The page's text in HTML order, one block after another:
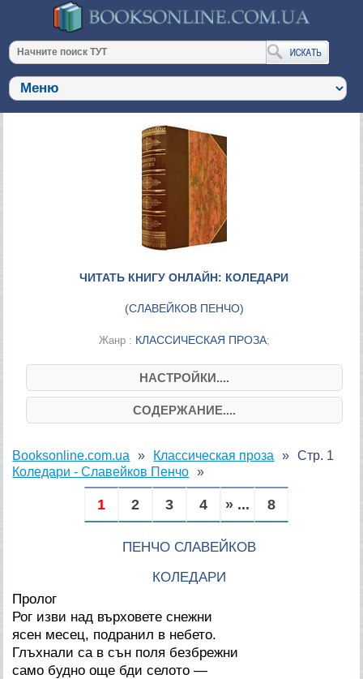
ЧИТАТЬ КНИГУ ОНЛАЙН: КОЛЕДАРИ
(СЛАВЕЙКОВ ПЕНЧО)
Жанр : КЛАССИЧЕСКАЯ ПРОЗА;
НАСТРОЙКИ....
СОДЕРЖАНИЕ....
Booksonline.com.ua
Классическая проза
Коледари - Славейков Пенчо
Стр. 1
1 2 3 4 » ... 8
ПЕНЧО СЛАВЕЙКОВ
КОЛЕДАРИ
Пролог
Рог изви над върховете снежни
ясен месец, подранил в небето.
Глъхнали са в сън поля безбрежни
само будно още бди селото —